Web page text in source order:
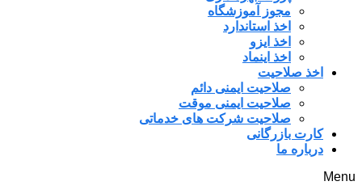
مجوز آموزشگاه
اخذ استاندارد
اخذ ایزو
اخذ اینماد
اخذ صلاحیت
صلاحیت ایمنی دائم
صلاحیت ایمنی موقت
صلاحیت شرکت های خدماتی
کارت بازرگانی
درباره ما
Menu